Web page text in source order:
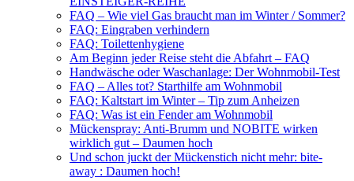
FAQ – Wie viel Gas braucht man im Winter / Sommer?
FAQ: Eingraben verhindern
FAQ: Toilettenhygiene
Am Beginn jeder Reise steht die Abfahrt – FAQ
Handwäsche oder Waschanlage: Der Wohnmobil-Test
FAQ – Alles tot? Starthilfe am Wohnmobil
FAQ: Kaltstart im Winter – Tip zum Anheizen
FAQ: Was ist ein Fender am Wohnmobil
Mückenspray: Anti-Brumm und NOBITE wirken
wirklich gut – Daumen hoch
Und schon juckt der Mückenstich nicht mehr: bite-
away : Daumen hoch!